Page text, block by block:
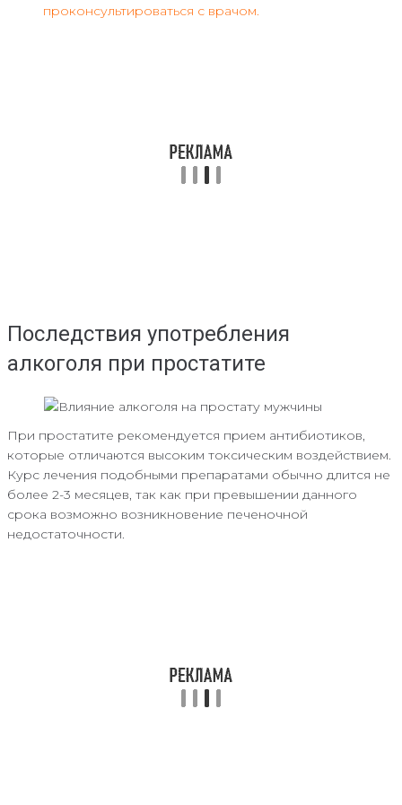
проконсультироваться с врачом.
Последствия употребления
алкоголя при простатите
При простатите рекомендуется прием антибиотиков,
которые отличаются высоким токсическим воздействием.
Курс лечения подобными препаратами обычно длится не
более 2-3 месяцев, так как при превышении данного
срока возможно возникновение печеночной
недостаточности.